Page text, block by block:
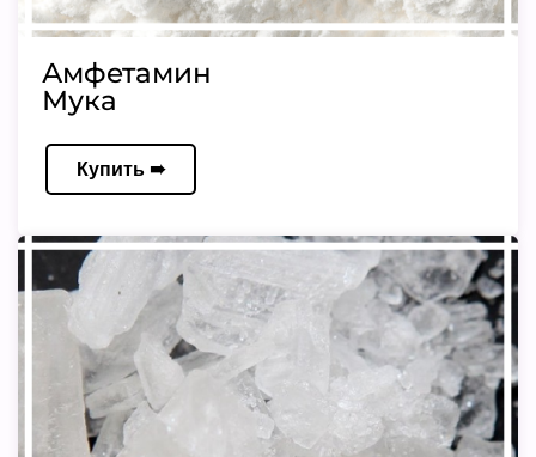
Амфетамин
Мука
Купить ➠